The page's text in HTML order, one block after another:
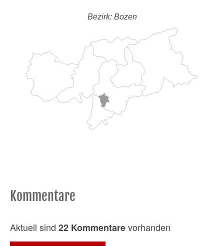
Bezirk: Bozen
Kommentare
Aktuell sind 22 Kommentarevorhanden